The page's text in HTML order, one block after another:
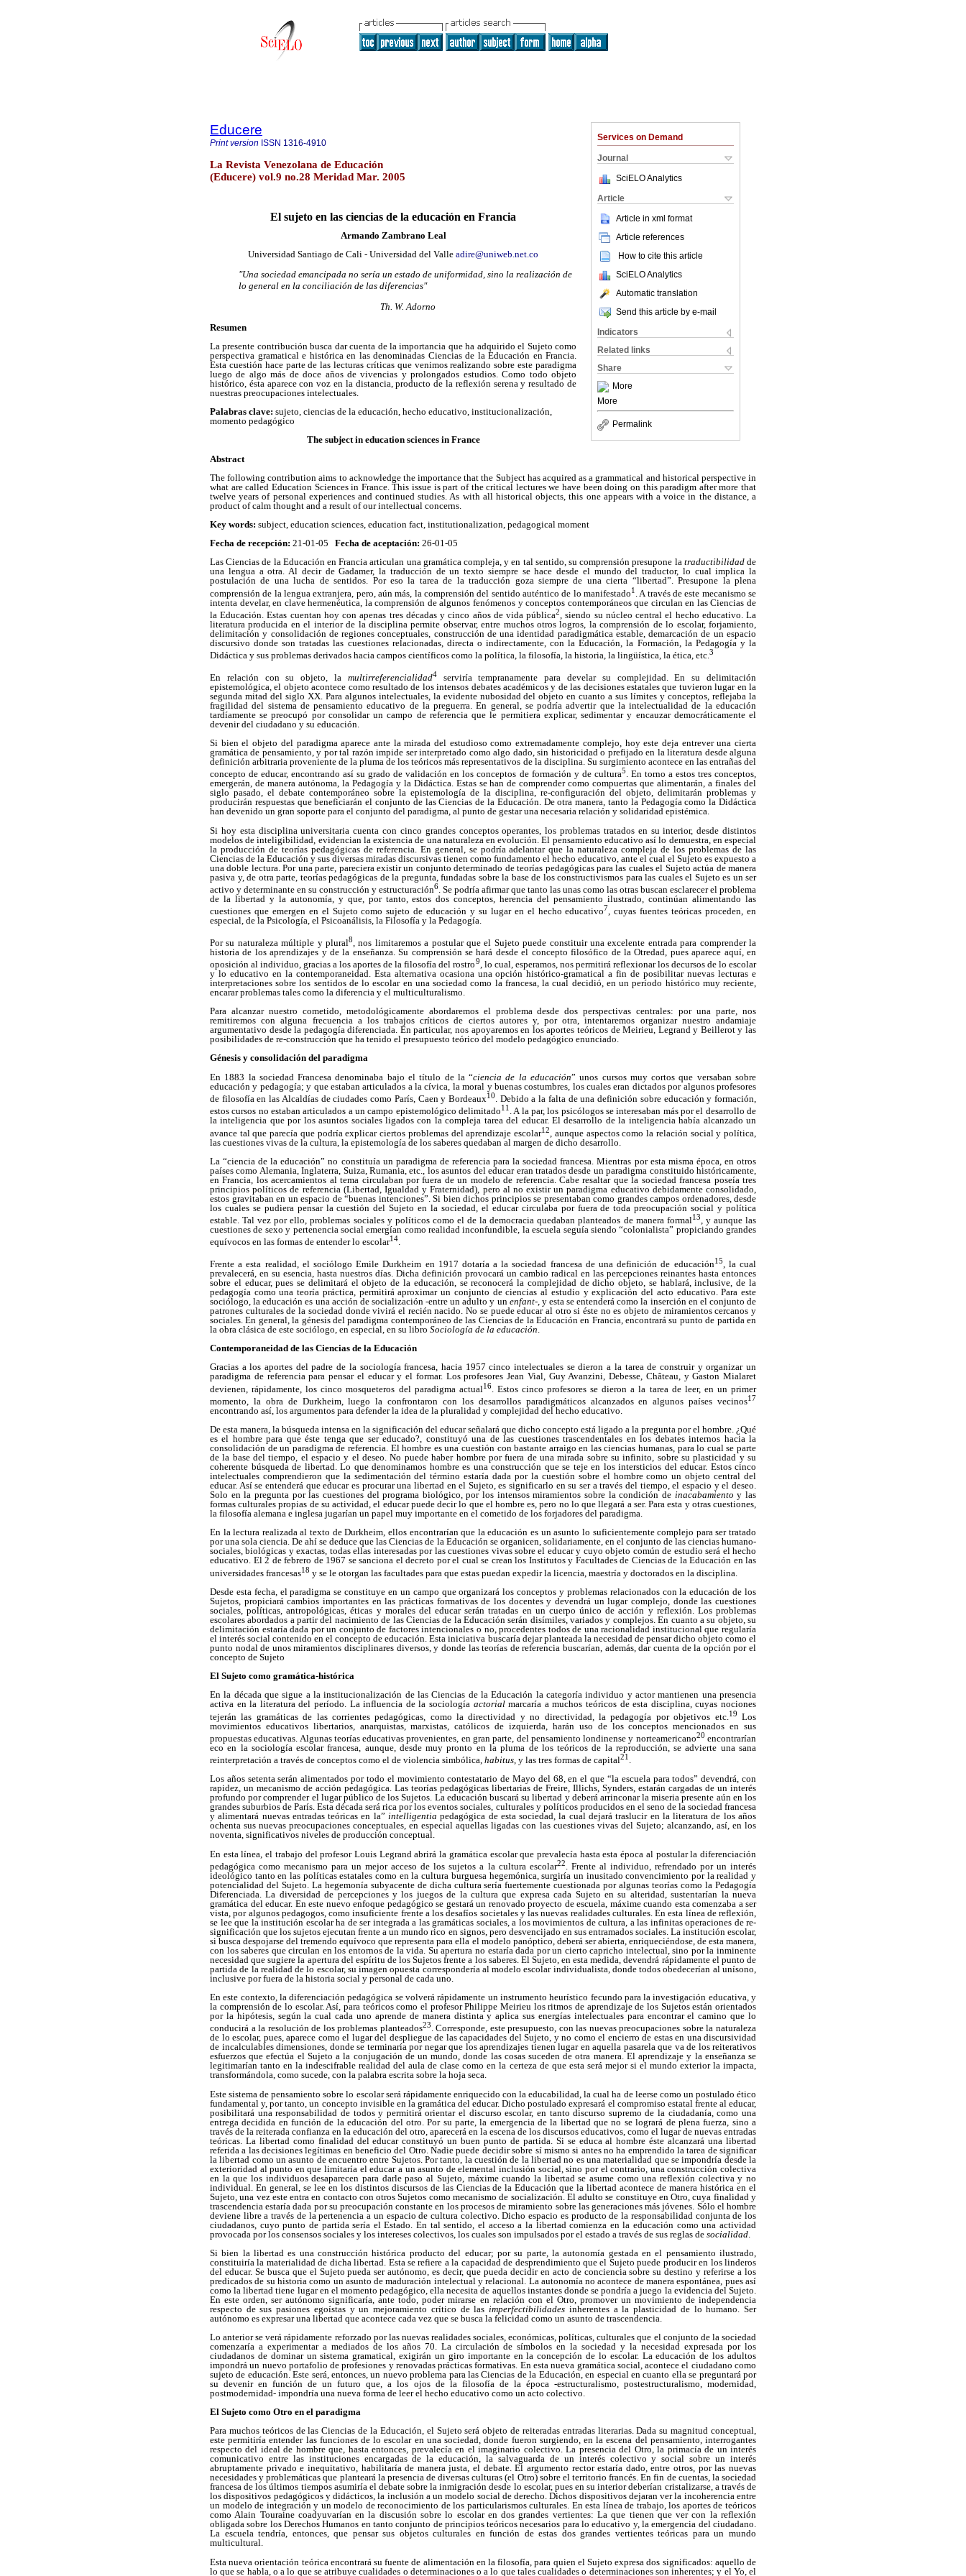
Services on Demand
Journal
SciELO Analytics
Article
Article in xml format
Article references
How to cite this article
SciELO Analytics
Automatic translation
Send this article by e-mail
Indicators
Related links
Share
More
More
Permalink
Educere
Print version ISSN 1316-4910
La Revista Venezolana de Educación
(Educere) vol.9 no.28 Meridad Mar. 2005
El sujeto en las ciencias de la educación en Francia
Armando Zambrano Leal
Universidad Santiago de Cali - Universidad del Valle adire@uniweb.net.co
"Una sociedad emancipada no sería un estado de uniformidad, sino la realización de
lo general en la conciliación de las diferencias"
Th. W. Adorno
Resumen
La presente contribución busca dar cuenta de la importancia que ha adquirido el Sujeto como
perspectiva gramatical e histórica en las denominadas Ciencias de la Educación en Francia.
Esta cuestión hace parte de las lecturas críticas que venimos realizando sobre este paradigma
luego de algo más de doce años de vivencias y prolongados estudios. Como todo objeto
histórico, ésta aparece con voz en la distancia, producto de la reflexión serena y resultado de
nuestras preocupaciones intelectuales.
Palabras clave: sujeto, ciencias de la educación, hecho educativo, institucionalización,
momento pedagógico
The subject in education sciences in France
Abstract
The following contribution aims to acknowledge the importance that the Subject has acquired as a grammatical and historical perspective in
what are called Education Sciences in France. This issue is part of the critical lectures we have been doing on this paradigm after more that
twelve years of personal experiences and continued studies. As with all historical objects, this one appears with a voice in the distance, a
product of calm thought and a result of our intellectual concerns.
Key words: subject, education sciences, education fact, institutionalization, pedagogical moment
Fecha de recepción: 21-01-05 Fecha de aceptación: 26-01-05
Las Ciencias de la Educación en Francia articulan una gramática compleja, y en tal sentido, su comprensión presupone la traductibilidadde
una lengua a otra. Al decir de Gadamer, la traducción de un texto siempre se hace desde el mundo del traductor, lo cual implica la
postulación de una lucha de sentidos. Por eso la tarea de la traducción goza siempre de una cierta “libertad”. Presupone la plena
comprensión de la lengua extranjera, pero, aún más, la comprensión del sentido auténtico de lo manifestado1
. A través de este mecanismo se
intenta develar, en clave hermenéutica, la comprensión de algunos fenómenos y conceptos contemporáneos que circulan en las Ciencias de
la Educación. Estas cuentan hoy con apenas tres décadas y cinco años de vida pública2, siendo su núcleo central el hecho educativo. La
literatura producida en el interior de la disciplina permite observar, entre muchos otros logros, la comprensión de lo escolar, forjamiento,
delimitación y consolidación de regiones conceptuales, construcción de una identidad paradigmática estable, demarcación de un espacio
discursivo donde son tratadas las cuestiones relacionadas, directa o indirectamente, con la Educación, la Formación, la Pedagogía y la
Didáctica y sus problemas derivados hacia campos científicos como la política, la filosofía, la historia, la lingüística, la ética, etc.3
En relación con su objeto, la multirreferencialidad4serviría tempranamente para develar su complejidad. En su delimitación
epistemológica, el objeto acontece como resultado de los intensos debates académicos y de las decisiones estatales que tuvieron lugar en la
segunda mitad del siglo XX. Para algunos intelectuales, la evidente nubosidad del objeto en cuanto a sus límites y conceptos, reflejaba la
fragilidad del sistema de pensamiento educativo de la preguerra. En general, se podría advertir que la intelectualidad de la educación
tardíamente se preocupó por consolidar un campo de referencia que le permitiera explicar, sedimentar y encauzar democráticamente el
devenir del ciudadano y su educación.
Si bien el objeto del paradigma aparece ante la mirada del estudioso como extremadamente complejo, hoy este deja entrever una cierta
gramática de pensamiento, y por tal razón impide ser interpretado como algo dado, sin historicidad o prefijado en la literatura desde alguna
definición arbitraria proveniente de la pluma de los teóricos más representativos de la disciplina. Su surgimiento acontece en las entrañas del
concepto de educar, encontrando así su grado de validación en los conceptos de formación y de cultura5. En torno a estos tres conceptos,
emergerán, de manera autónoma, la Pedagogía y la Didáctica. Estas se han de comprender como compuertas que alimentarán, a finales del
siglo pasado, el debate contemporáneo sobre la epistemología de la disciplina, re-configuración del objeto, delimitarán problemas y
producirán respuestas que beneficiarán el conjunto de las Ciencias de la Educación. De otra manera, tanto la Pedagogía como la Didáctica
han devenido un gran soporte para el conjunto del paradigma, al punto de gestar una necesaria relación y solidaridad epistémica.
Si hoy esta disciplina universitaria cuenta con cinco grandes conceptos operantes, los problemas tratados en su interior, desde distintos
modelos de inteligibilidad, evidencian la existencia de una naturaleza en evolución. El pensamiento educativo así lo demuestra, en especial
la producción de teorías pedagógicas de referencia. En general, se podría adelantar que la naturaleza compleja de los problemas de las
Ciencias de la Educación y sus diversas miradas discursivas tienen como fundamento el hecho educativo, ante el cual el Sujeto es expuesto a
una doble lectura. Por una parte, pareciera existir un conjunto determinado de teorías pedagógicas para las cuales el Sujeto actúa de manera
pasiva y, de otra parte, teorías pedagógicas de la pregunta, fundadas sobre la base de los constructivismos para las cuales el Sujeto es un ser
activo y determinante en su construcción y estructuración6 . Se podría afirmar que tanto las unas como las otras buscan esclarecer el problema
de la libertad y la autonomía, y que, por tanto, estos dos conceptos, herencia del pensamiento ilustrado, continúan alimentando las
cuestiones que emergen en el Sujeto como sujeto de educación y su lugar en el hecho educativo7, cuyas fuentes teóricas proceden, en
especial, de la Psicología, el Psicoanálisis, la Filosofía y la Pedagogía.
Por su naturaleza múltiple y plural8
, nos limitaremos a postular que el Sujeto puede constituir una excelente entrada para comprender la
historia de los aprendizajes y de la enseñanza. Su comprensión se hará desde el concepto filosófico de la Otredad, pues aparece aquí, en
oposición al individuo, gracias a los aportes de la filosofía del rostro9, lo cual, esperamos, nos permitirá reflexionar los decursos de lo escolar
y lo educativo en la contemporaneidad. Esta alternativa ocasiona una opción histórico-gramatical a fin de posibilitar nuevas lecturas e
interpretaciones sobre los sentidos de lo escolar en una sociedad como la francesa, la cual decidió, en un período histórico muy reciente,
encarar problemas tales como la diferencia y el multiculturalismo.
Para alcanzar nuestro cometido, metodológicamente abordaremos el problema desde dos perspectivas centrales: por una parte, nos
remitiremos con alguna frecuencia a los trabajos críticos de ciertos autores y, por otra, intentaremos organizar nuestro andamiaje
argumentativo desde la pedagogía diferenciada. En particular, nos apoyaremos en los aportes teóricos de Meirieu, Legrand y Beillerot y las
posibilidades de re-construcción que ha tenido el presupuesto teórico del modelo pedagógico enunciado.
Génesis y consolidación del paradigma
En 1883 la sociedad Francesa denominaba bajo el título de la “ciencia de la educación” unos cursos muy cortos que versaban sobre
educación y pedagogía; y que estaban articulados a la cívica, la moral y buenas costumbres, los cuales eran dictados por algunos profesores
de filosofía en las Alcaldías de ciudades como París, Caen y Bordeaux10
. Debido a la falta de una definición sobre educación y formación,
estos cursos no estaban articulados a un campo epistemológico delimitado11 . A la par, los psicólogos se interesaban más por el desarrollo de
la inteligencia que por los asuntos sociales ligados con la compleja tarea del educar. El desarrollo de la inteligencia había alcanzado un
avance tal que parecía que podría explicar ciertos problemas del aprendizaje escolar12
, aunque aspectos como la relación social y política,
las cuestiones vivas de la cultura, la epistemología de los saberes quedaban al margen de dicho desarrollo.
La “ciencia de la educación” no constituía un paradigma de referencia para la sociedad francesa. Mientras por esta misma época, en otros
países como Alemania, Inglaterra, Suiza, Rumania, etc., los asuntos del educar eran tratados desde un paradigma constituido históricamente,
en Francia, los acercamientos al tema circulaban por fuera de un modelo de referencia. Cabe resaltar que la sociedad francesa poseía tres
principios políticos de referencia (Libertad, Igualdad y Fraternidad), pero al no existir un paradigma educativo debidamente consolidado,
estos gravitaban en un espacio de “buenas intenciones”. Si bien dichos principios se presentaban como grandes campos ordenadores, desde
los cuales se pudiera pensar la cuestión del Sujeto en la sociedad, el educar circulaba por fuera de toda preocupación social y política
estable. Tal vez por ello, problemas sociales y políticos como el de la democracia quedaban planteados de manera formal13, y aunque las
cuestiones de sexo y pertenencia social emergían como realidad inconfundible, la escuela seguía siendo “colonialista” propiciando grandes
equívocos en las formas de entender lo escolar14.
Frente a esta realidad, el sociólogo Emile Durkheim en 1917 dotaría a la sociedad francesa de una definición de educación15
, la cual
prevalecerá, en su esencia, hasta nuestros días. Dicha definición provocará un cambio radical en las percepciones reinantes hasta entonces
sobre el educar, pues se delimitará el objeto de la educación, se reconocerá la complejidad de dicho objeto, se hablará, inclusive, de la
pedagogía como una teoría práctica, permitirá aproximar un conjunto de ciencias al estudio y explicación del acto educativo. Para este
sociólogo, la educación es una acción de socialización -entre un adulto y un enfant-, y esta se entenderá como la inserción en el conjunto de
patrones culturales de la sociedad donde vivirá el recién nacido. No se puede educar al otro si éste no es objeto de miramientos cercanos y
sociales. En general, la génesis del paradigma contemporáneo de las Ciencias de la Educación en Francia, encontrará su punto de partida en
la obra clásica de este sociólogo, en especial, en su libro Sociología de la educación
Contemporaneidad de las Ciencias de la Educación
Gracias a los aportes del padre de la sociología francesa, hacia 1957 cinco intelectuales se dieron a la tarea de construir y organizar un
paradigma de referencia para pensar el educar y el formar. Los profesores Jean Vial, Guy Avanzini, Debesse, Château, y Gaston Mialaret
devienen, rápidamente, los cinco mosqueteros del paradigma actual16. Estos cinco profesores se dieron a la tarea de leer, en un primer
momento, la obra de Durkheim, luego la confrontaron con los desarrollos paradigmáticos alcanzados en algunos países vecinos17
encontrando así, los argumentos para defender la idea de la pluralidad y complejidad del hecho educativo.
De esta manera, la búsqueda intensa en la significación del educar señalará que dicho concepto está ligado a la pregunta por el hombre. ¿Qué
es el hombre para que éste tenga que ser educado?, constituyó una de las cuestiones trascendentales en los debates internos hacia la
consolidación de un paradigma de referencia. El hombre es una cuestión con bastante arraigo en las ciencias humanas, para lo cual se parte
de la base del tiempo, el espacio y el deseo. No puede haber hombre por fuera de una mirada sobre su infinito, sobre su plasticidad y su
coherente búsqueda de libertad. Lo que denominamos hombre es una construcción que se teje en los intersticios del educar. Estos cinco
intelectuales comprendieron que la sedimentación del término estaría dada por la cuestión sobre el hombre como un objeto central del
educar. Así se entenderá que educar es procurar una libertad en el Sujeto, es significarlo en su ser a través del tiempo, el espacio y el deseo.
Solo en la pregunta por las cuestiones del programa biológico, por los intensos miramientos sobre la condición de inacabamiento y las
formas culturales propias de su actividad, el educar puede decir lo que el hombre es, pero no lo que llegará a ser. Para esta y otras cuestiones,
la filosofía alemana e inglesa jugarían un papel muy importante en el cometido de los forjadores del paradigma.
En la lectura realizada al texto de Durkheim, ellos encontrarían que la educación es un asunto lo suficientemente complejo para ser tratado
por una sola ciencia. De ahí se deduce que las Ciencias de la Educación se organicen, solidariamente, en el conjunto de las ciencias humano-
sociales, biológicas y exactas, todas ellas interesadas por las cuestiones vivas sobre el educar y cuyo objeto común de estudio será el hecho
educativo. El 2 de febrero de 1967 se sanciona el decreto por el cual se crean los Institutos y Facultades de Ciencias de la Educación en las
universidades francesas18 y se le otorgan las facultades para que estas puedan expedir la licencia, maestría y doctorados en la disciplina.
Desde esta fecha, el paradigma se constituye en un campo que organizará los conceptos y problemas relacionados con la educación de los
Sujetos, propiciará cambios importantes en las prácticas formativas de los docentes y devendrá un lugar complejo, donde las cuestiones
sociales, políticas, antropológicas, éticas y morales del educar serán tratadas en un cuerpo único de acción y reflexión. Los problemas
escolares abordados a partir del nacimiento de las Ciencias de la Educación serán disímiles, variados y complejos. En cuanto a su objeto, su
delimitación estaría dada por un conjunto de factores intencionales o no, procedentes todos de una racionalidad institucional que regularía
el interés social contenido en el concepto de educación. Esta iniciativa buscaría dejar planteada la necesidad de pensar dicho objeto como el
punto nodal de unos miramientos disciplinares diversos, y donde las teorías de referencia buscarían, además, dar cuenta de la opción por el
concepto de Sujeto
El Sujeto como gramática-histórica
En la década que sigue a la institucionalización de las Ciencias de la Educación la categoría individuo y actor mantienen una presencia
activa en la literatura del período. La influencia de la sociología actorialmarcaría a muchos teóricos de esta disciplina, cuyas nociones
tejerán las gramáticas de las corrientes pedagógicas, como la directividad y no directividad, la pedagogía por objetivos etc. 19 Los
movimientos educativos libertarios, anarquistas, marxistas, católicos de izquierda, harán uso de los conceptos mencionados en sus
propuestas educativas. Algunas teorías educativas provenientes, en gran parte, del pensamiento londinense y norteamericano20 encontrarían
eco en la sociología escolar francesa, aunque, desde muy pronto en la pluma de los teóricos de la reproducción, se advierte una sana
reinterpretación a través de conceptos como el de violencia simbólica, habitus, y las tres formas de capital21 .
Los años setenta serán alimentados por todo el movimiento contestatario de Mayo del 68, en el que “la escuela para todos” devendrá, con
rapidez, un mecanismo de acción pedagógica. Las teorías pedagógicas libertarias de Freire, Illichs, Synders, estarán cargadas de un interés
profundo por comprender el lugar público de los Sujetos. La educación buscará su libertad y deberá arrinconar la miseria presente aún en los
grandes suburbios de París. Esta década será rica por los eventos sociales, culturales y políticos producidos en el seno de la sociedad francesa
y alimentará nuevas entradas teóricas en la” intelligentia pedagógica de esta sociedad, la cual dejará traslucir en la literatura de los años
ochenta sus nuevas preocupaciones conceptuales, en especial aquellas ligadas con las cuestiones vivas del Sujeto; alcanzando, así, en los
noventa, significativos niveles de producción conceptual.
En esta línea, el trabajo del profesor Louis Legrand abrirá la gramática escolar que prevalecía hasta esta época al postular la diferenciación
pedagógica como mecanismo para un mejor acceso de los sujetos a la cultura escolar22
. Frente al individuo, refrendado por un interés
ideológico tanto en las políticas estatales como en la cultura burguesa hegemónica, surgiría un inusitado convencimiento por la realidad y
potencialidad del Sujeto. La hegemonía subyacente de dicha cultura sería fuertemente cuestionada por algunas teorías como la Pedagogía
Diferenciada. La diversidad de percepciones y los juegos de la cultura que expresa cada Sujeto en su alteridad, sustentarían la nueva
gramática del educar. En este nuevo enfoque pedagógico se gestará un renovado proyecto de escuela, máxime cuando esta comenzaba a ser
vista, por algunos pedagogos, como insuficiente frente a los desafíos societales y las nuevas realidades culturales. En esta línea de reflexión,
se lee que la institución escolar ha de ser integrada a las gramáticas sociales, a los movimientos de cultura, a las infinitas operaciones de re-
significación que los sujetos ejecutan frente a un mundo rico en signos, pero desvencijado en sus entramados sociales. La institución escolar,
si busca despojarse del tremendo equívoco que representa para ella el modelo panóptico, deberá ser abierta, enriqueciéndose, de esta manera,
con los saberes que circulan en los entornos de la vida. Su apertura no estaría dada por un cierto capricho intelectual, sino por la inminente
necesidad que sugiere la apertura del espíritu de los Sujetos frente a los saberes. El Sujeto, en esta medida, devendrá rápidamente el punto de
partida de la realidad de lo escolar, su imagen opuesta correspondería al modelo escolar individualista, donde todos obedecerían al unísono,
inclusive por fuera de la historia social y personal de cada uno.
En este contexto, la diferenciación pedagógica se volverá rápidamente un instrumento heurístico fecundo para la investigación educativa, y
la comprensión de lo escolar. Así, para teóricos como el profesor Philippe Meirieu los ritmos de aprendizaje de los Sujetos están orientados
por la hipótesis, según la cual cada uno aprende de manera distinta y aplica sus energías intelectuales para encontrar el camino que lo
conducirá a la resolución de los problemas planteados23. Corresponde, este presupuesto, con las nuevas preocupaciones sobre la naturaleza
de lo escolar, pues, aparece como el lugar del despliegue de las capacidades del Sujeto, y no como el encierro de estas en una discursividad
de incalculables dimensiones, donde se terminaría por negar que los aprendizajes tienen lugar en aquella pasarela que va de los reiterativos
esfuerzos que efectúa el Sujeto a la conjugación de un mundo, donde las cosas suceden de otra manera. El aprendizaje y la enseñanza se
legitimarían tanto en la indescifrable realidad del aula de clase como en la certeza de que esta será mejor si el mundo exterior la impacta,
transformándola, como sucede, con la palabra escrita sobre la hoja seca.
Este sistema de pensamiento sobre lo escolar será rápidamente enriquecido con la educabilidad, la cual ha de leerse como un postulado ético
fundamental y, por tanto, un concepto invisible en la gramática del educar. Dicho postulado expresará el compromiso estatal frente al educar,
posibilitará una responsabilidad de todos y permitirá orientar el discurso escolar, en tanto discurso supremo de la ciudadanía, como una
entrega decidida en función de la educación del otro. Por su parte, la emergencia de la libertad que no se logrará de plena fuerza, sino a
través de la reiterada confianza en la educación del otro, aparecerá en la escena de los discursos educativos, como el lugar de nuevas entradas
teóricas. La libertad como finalidad del educar constituyó un buen punto de partida. Si se educa al hombre éste alcanzará una libertad
referida a las decisiones legítimas en beneficio del Otro. Nadie puede decidir sobre sí mismo si antes no ha emprendido la tarea de significar
la libertad como un asunto de encuentro entre Sujetos. Por tanto, la cuestión de la libertad no es una materialidad que se impondría desde la
exterioridad al punto en que limitaría el educar a un asunto de elemental inclusión social, sino por el contrario, una construcción colectiva
en la que los individuos desaparecen para darle paso al Sujeto, máxime cuando la libertad se asume como una reflexión colectiva y no
individual. En general, se lee en los distintos discursos de las Ciencias de la Educación que la libertad acontece de manera histórica en el
Sujeto, una vez este entra en contacto con otros Sujetos como mecanismo de socialización. El adulto se constituye en Otro, cuya finalidad y
trascendencia estaría dada por su preocupación constante en los procesos de miramiento sobre las generaciones más jóvenes. Sólo el hombre
deviene libre a través de la pertenencia a un espacio de cultura colectivo. Dicho espacio es producto de la responsabilidad conjunta de los
ciudadanos, cuyo punto de partida sería el Estado. En tal sentido, el acceso a la libertad comienza en la educación como una actividad
provocada por los consensos sociales y los intereses colectivos, los cuales son impulsados por el estado a través de sus reglas de socialidad
Si bien la libertad es una construcción histórica producto del educar; por su parte, la autonomía gestada en el pensamiento ilustrado,
constituiría la materialidad de dicha libertad. Esta se refiere a la capacidad de desprendimiento que el Sujeto puede producir en los linderos
del educar. Se busca que el Sujeto pueda ser autónomo, es decir, que pueda decidir en acto de conciencia sobre su destino y referirse a los
predicados de su historia como un asunto de maduración intelectual y relacional. La autonomía no acontece de manera espontánea, pues así
como la libertad tiene lugar en el momento pedagógico, ella necesita de aquellos instantes donde se pondría a juego la evidencia del Sujeto.
En este orden, ser autónomo significaría, ante todo, poder mirarse en relación con el Otro, promover un movimiento de independencia
respecto de sus pasiones egoístas y un mejoramiento crítico de las imperfectibilidades inherentes a la plasticidad de lo humano. Ser
autónomo es expresar una libertad que acontece cada vez que se busca la felicidad como un asunto de trascendencia.
Lo anterior se verá rápidamente reforzado por las nuevas realidades sociales, económicas, políticas, culturales que el conjunto de la sociedad
comenzaría a experimentar a mediados de los años 70. La circulación de símbolos en la sociedad y la necesidad expresada por los
ciudadanos de dominar un sistema gramatical, exigirán un giro importante en la concepción de lo escolar. La educación de los adultos
impondrá un nuevo portafolio de profesiones y renovadas prácticas formativas. En esta nueva gramática social, acontece el ciudadano como
sujeto de educación. Este será, entonces, un nuevo problema para las Ciencias de la Educación, en especial en cuanto ella se preguntará por
su devenir en función de un futuro que, a los ojos de la filosofía de la época -estructuralismo, postestructuralismo, modernidad,
postmodernidad- impondría una nueva forma de leer el hecho educativo como un acto colectivo.
El Sujeto como Otro en el paradigma
Para muchos teóricos de las Ciencias de la Educación, el Sujeto será objeto de reiteradas entradas literarias. Dada su magnitud conceptual,
este permitiría entender las funciones de lo escolar en una sociedad, donde fueron surgiendo, en la escena del pensamiento, interrogantes
respecto del ideal de hombre que, hasta entonces, prevalecía en el imaginario colectivo. La presencia del Otro, la primacía de un interés
comunicativo entre las instituciones encargadas de la educación, la salvaguarda de un interés colectivo y social sobre un interés
abruptamente privado e inequitativo, habilitaría de manera justa, el debate. El argumento rector estaría dado, entre otros, por las nuevas
necesidades y problemáticas que planteará la presencia de diversas culturas (el Otro) sobre el territorio francés. En fin de cuentas, la sociedad
francesa de los últimos tiempos asumiría el debate sobre la inmigración desde lo escolar, pues en su interior deberían cristalizarse, a través de
los dispositivos pedagógicos y didácticos, la inclusión a un modelo social de derecho. Dichos dispositivos dejaran ver la incoherencia entre
un modelo de integración y un modelo de reconocimiento de los particularismos culturales. En esta línea de trabajo, los aportes de teóricos
como Alain Touraine coadyuvarían en la discusión sobre lo escolar en dos grandes vertientes: La que tienen que ver con la reflexión
obligada sobre los Derechos Humanos en tanto conjunto de principios teóricos necesarios para lo educativo y, la emergencia del ciudadano.
La escuela tendría, entonces, que pensar sus objetos culturales en función de estas dos grandes vertientes teóricas para un mundo
multicultural.
Esta nueva orientación teórica encontrará su fuente de alimentación en la filosofía, para quien el Sujeto expresa dos significados: aquello de
lo que se habla, o a lo que se atribuye cualidades o determinaciones o a lo que tales cualidades o determinaciones son inherentes; y el Yo, el